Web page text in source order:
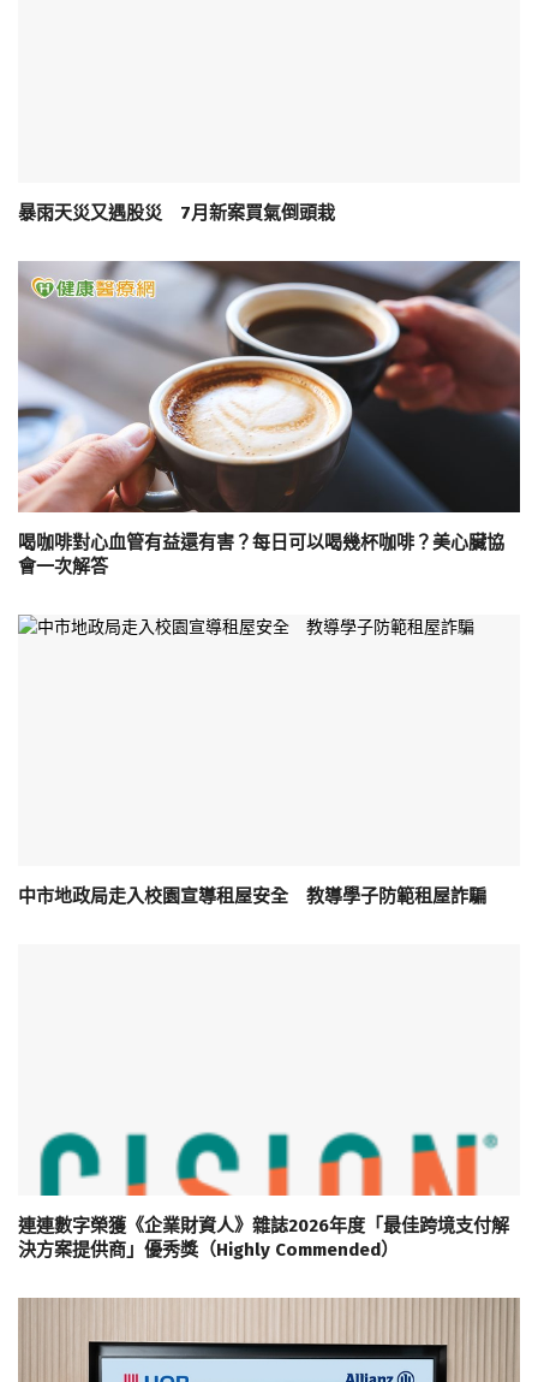
暴雨天災又遇股災 7月新案買氣倒頭栽
喝咖啡對心血管有益還有害？每日可以喝幾杯咖啡？美心臟協
會一次解答
中市地政局走入校園宣導租屋安全 教導學子防範租屋詐騙
連連數字榮獲《企業財資人》雜誌2026年度「最佳跨境支付解
決方案提供商」優秀獎（Highly Commended）